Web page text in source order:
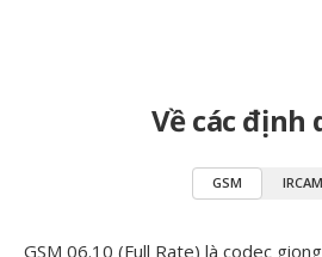
Về các định
GSM IRCAM
GSM 06.10 (Full Rate) là codec